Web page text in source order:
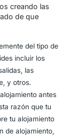
creando las
de que
del tipo de
incluir los
las
y otros.
antes
razón que tu
tu alojamiento
de alojamiento,